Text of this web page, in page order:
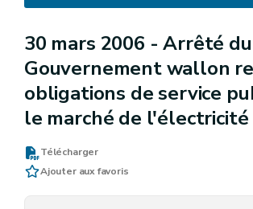
30 mars 2006 -Arrêté du
Gouvernement wallon
obligations de service
le marché de l'électricité
Télécharger
Ajouter aux favoris